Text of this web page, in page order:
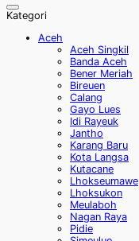
Kategori
Aceh
Aceh Singkil
Banda Aceh
Bener Meriah
Bireuen
Calang
Gayo Lues
Idi Rayeuk
Jantho
Karang Baru
Kota Langsa
Kutacane
Lhokseumawe
Lhoksukon
Meulaboh
Nagan Raya
Pidie